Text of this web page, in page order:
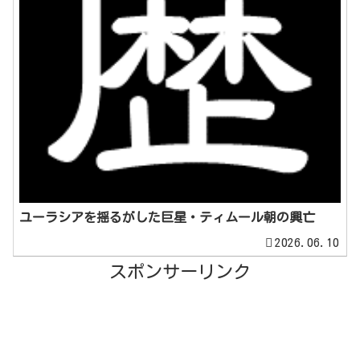
ユーラシアを揺るがした巨星・ティムール朝の興亡
2026.06.10
スポンサーリンク